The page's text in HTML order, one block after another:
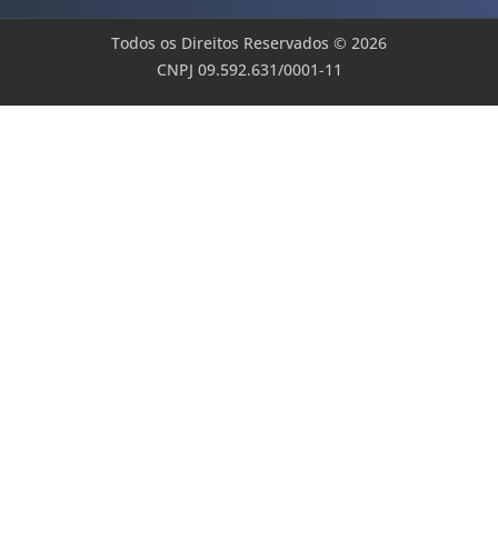
Todos os Direitos Reservados © 2026
CNPJ 09.592.631/0001-11